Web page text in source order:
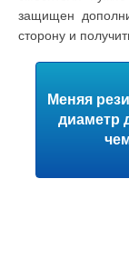
защищен
сторону и
Меняя
диаметр